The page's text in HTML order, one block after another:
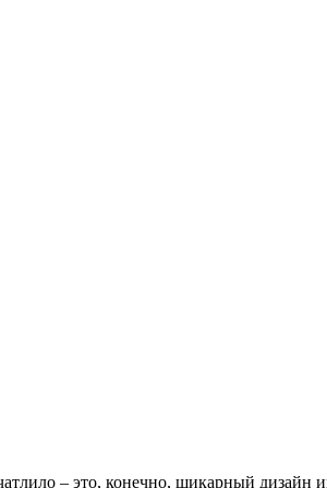
– это, конечно, шикарный дизайн